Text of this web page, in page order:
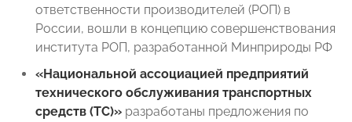
ответственности производителей (РОП) в
России, вошли в концепцию совершенствования
института РОП, разработанной Минприроды РФ
«Национальной ассоциацией предприятий
технического обслуживания транспортных
средств (ТС)» разработаны предложения по